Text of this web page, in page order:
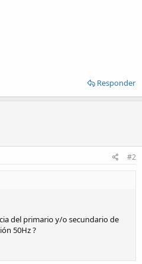
Responder
#2
del primario y/o secundario de
50Hz ?